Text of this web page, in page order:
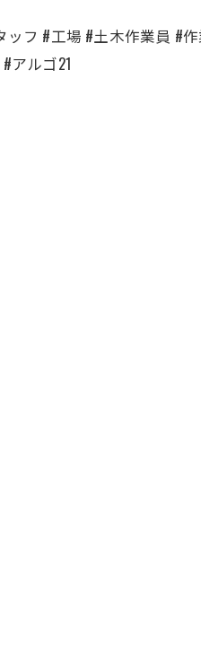
フ #工場 #土木作業員 #
アルゴ21